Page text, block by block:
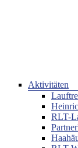
Aktivitäten
RLT-